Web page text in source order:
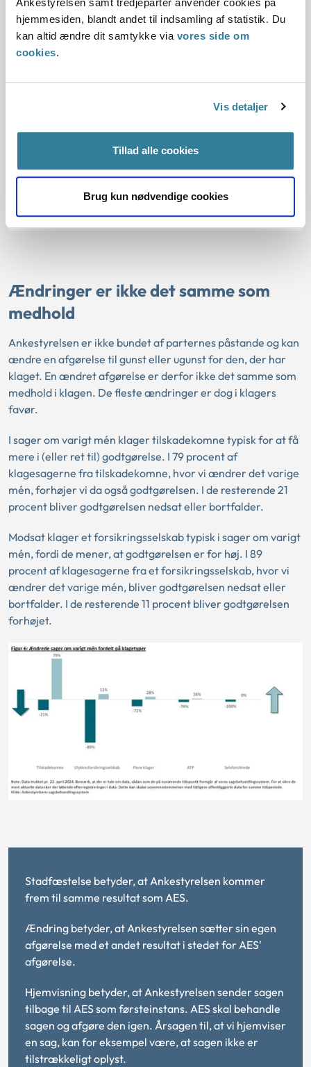
Ankestyrelsen samt tredjeparter anvender cookies på
hjemmesiden, blandt andet til indsamling af statistik. Du
kan altid ændre dit samtykke via vores side om
cookies.
Vis detaljer
Tillad alle cookies
Brug kun nødvendige cookies
ulykke, er højere end omgørelsesprocenten for sager, der
udspringer af en erhvervssygdom. Det skal dog ses i
sammenhæng med, at klageandelen fra tilskadekomne er
væsentlig højere i sager, der udspringer af en
Ændringer er ikke det samme som
medhold
Ankestyrelsen er ikke bundet af parternes påstande og kan
ændre en afgørelse til gunst eller ugunst for den, der har
klaget. En ændret afgørelse er derfor ikke det samme som
medhold i klagen. De fleste ændringer er dog i klagers
favør.
I sager om varigt mén klager tilskadekomne typisk for at få
mere i (eller ret til) godtgørelse. I 79 procent af
klagesagerne fra tilskadekomne, hvor vi ændrer det varige
mén, forhøjer vi da også godtgørelsen. I de resterende 21
procent bliver godtgørelsen nedsat eller bortfalder.
Modsat klager et forsikringsselskab typisk i sager om varigt
mén, fordi de mener, at godtgørelsen er for høj. I 89
procent af klagesagerne fra et forsikringsselskab, hvor vi
ændrer det varige mén, bliver godtgørelsen nedsat eller
bortfalder. I de resterende 11 procent bliver godtgørelsen
forhøjet.
Stadfæstelse betyder, at Ankestyrelsen kommer
frem til samme resultat som AES.
Ændring betyder, at Ankestyrelsen sætter sin egen
afgørelse med et andet resultat i stedet for AES'
afgørelse.
Hjemvisning betyder, at Ankestyrelsen sender sagen
tilbage til AES som førsteinstans. AES skal behandle
sagen og afgøre den igen. Årsagen til, at vi hjemviser
en sag, kan for eksempel være, at sagen ikke er
tilstrækkeligt oplyst.